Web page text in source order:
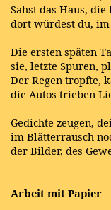
Sahst das Haus,
dort würdest du, im
Die ersten späten
sie, letzte Spuren,
Der Regen tropfte,
die Autos trieben
Gedichte zeugen,
im Blätterrausch
der Bilder, des
Arbeit mit Papier